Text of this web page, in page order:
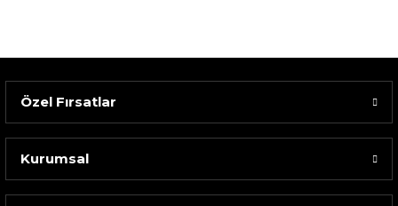
Özel Fırsatlar
Kurumsal